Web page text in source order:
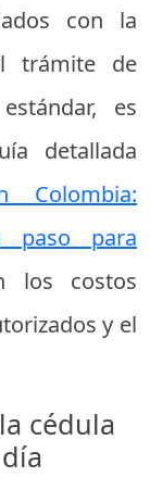
con la
trámite de
es
detallada
Colombia:
paso para
los costos
y el
cédula